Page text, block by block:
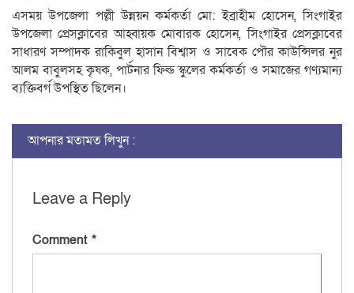
এসময় উপজেলা পল্লী উন্নয়ন কর্মকর্তা মো: ইব্রাহীম হোসেন, সিংগাইর
উপজেলা প্রেসক্লাবের আহ্বায়ক মোবারক হোসেন, সিংগাইর প্রেসক্লাবের
সাধারণ সম্পাদক রাকিবুল হাসান বিশ্বাস ও সাবেক পৌর কাউন্সিলর নুর
আলম বাবুলসহ কৃষক, পার্টনার ফিল্ড স্কুলের কর্মকর্তা ও সমাজের গণ্যমান্য
ব্যক্তিবর্গ উপস্থিত ছিলেন।
আপনার মতামত লিখুন :
Leave a Reply
Comment *